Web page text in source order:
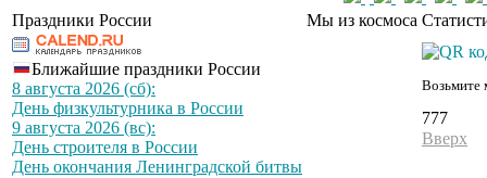
Праздники России Мы из космоса
Ближайшие праздники России
8 августа 2026 (сб):
День физкультурника в России
9 августа 2026 (вс):
День строителя в России
День окончания Ленинградской битвы
Возьмите
777
Вверх